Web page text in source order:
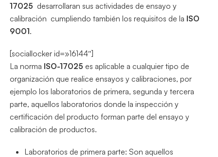
17025 desarrollaran sus actividades de ensayo y
calibración cumpliendo también los requisitos de la ISO
9001.
[sociallocker id=»16144″]
La norma ISO-17025 es aplicable a cualquier tipo de
organización que realice ensayos y calibraciones, por
ejemplo los laboratorios de primera, segunda y tercera
parte, aquellos laboratorios donde la inspección y
certificación del producto forman parte del ensayo y
calibración de productos.
Laboratorios de primera parte: Son aquellos